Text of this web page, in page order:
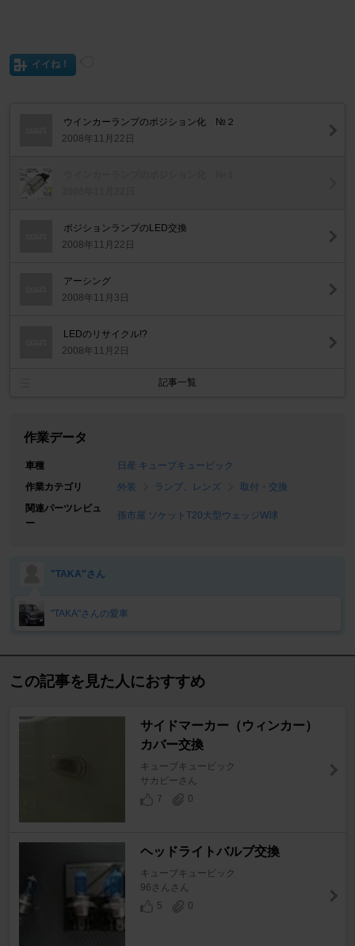
イイね！
ウインカーランプのポジション化 №２
2008年11月22日
ポジションランプのLED交換
2008年11月22日
アーシング
2008年11月3日
LEDのリサイクル!?
2008年11月2日
記事一覧
作業データ
車種
日産 キューブキュービック
作業カテゴリ
外装 ランプ、レンズ
取付・交換
関連パーツレビュ
ー
孫市屋 ソケットT20大型ウェッジW球
"TAKA"さん
"TAKA"さんの愛車
この記事を見た人におすすめ
サイドマーカー（ウィンカー）
カバー交換
キューブキュービック
サカビーさん
7
0
ヘッドライトバルブ交換
キューブキュービック
96さんさん
5
0